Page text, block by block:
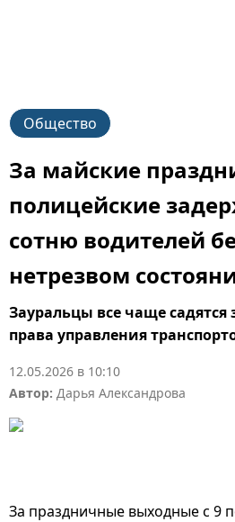
Общество
За майские
полицейские
сотню водителей
нетрезвом
Зауральцы все чаще садятся
права управления
12.05.2026 в 10:10
Автор: Дарья Александрова
За праздничные выходные с 9